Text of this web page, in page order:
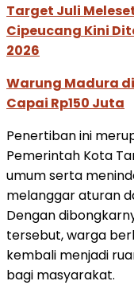
Target Juli
Cipeucang Kini
2026
Warung Madura
Capai Rp150 Juta
Penertiban ini
Pemerintah Kota
umum serta
melanggar aturan
Dengan
tersebut, warga
kembali menjadi
bagi masyarakat.